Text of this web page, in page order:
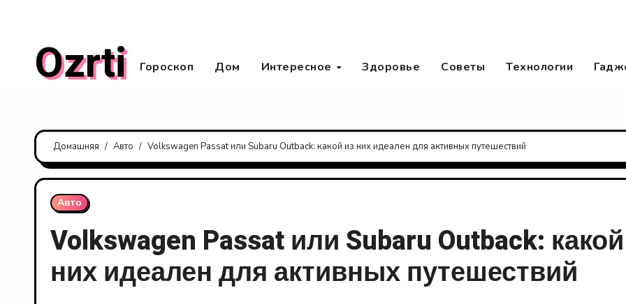
содержаниюOzrti Гороскоп Дом Интересное Здоровье Советы Технологии
Домашняя Авто Volkswagen Passat или Subaru Outback: какой из них идеален для активных путешествий
Авто
Volkswagen Passat или Subaru Outback:
них идеален для активных путешествий